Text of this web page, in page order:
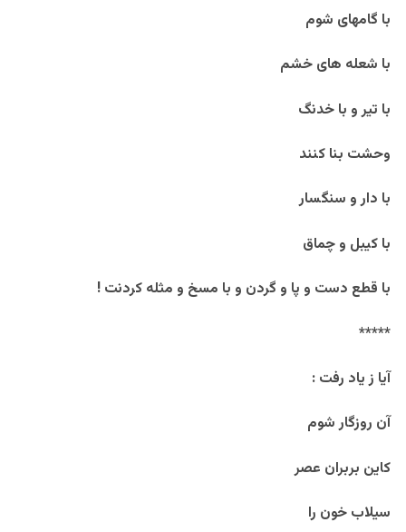
با گامهای شوم
با شعله های خشم
با تیر و با خدنگ
وحشت بنا کنند
با دار و سنگسار
با کیبل و چماق
با قطع دست و پا و گردن و با مسخ و مثله کردنت !
*****
آیا ز یاد رفت :
آن روزگار شوم
کاین بربران عصر
سیلاب خون را